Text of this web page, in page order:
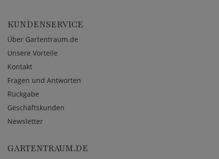
KUNDENSERVICE
Über Gartentraum.de
Unsere Vorteile
Kontakt
Fragen und Antworten
Rückgabe
Geschäftskunden
Newsletter
GARTENTRAUM.DE